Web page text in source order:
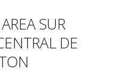
SUR
DE